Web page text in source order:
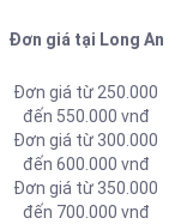
Đơn giá tại Long An
Đơn giá từ 250.000
đến 550.000 vnđ
Đơn giá từ 300.000
đến 600.000 vnđ
Đơn giá từ 350.000
đến 700.000 vnđ